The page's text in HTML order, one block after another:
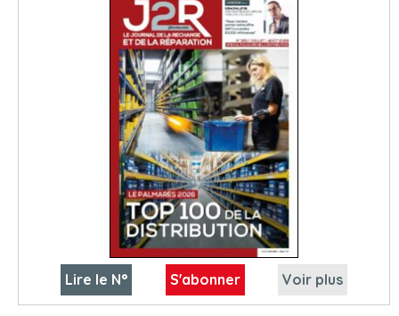
Lire le N° S'abonner Voir plus